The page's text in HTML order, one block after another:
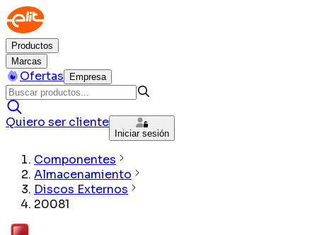
Productos
Marcas
Ofertas Empresa
Quiero ser cliente
Iniciar sesión
Componentes
Almacenamiento
Discos Externos
20081